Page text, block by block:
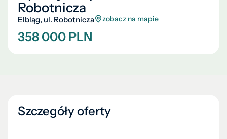
Robotnicza
Elbląg, ul. Robotnicza zobacz na mapie
358 000 PLN
Szczegóły oferty